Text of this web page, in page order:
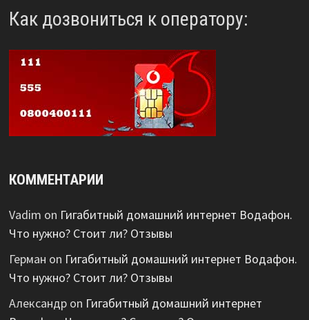
Как дозвониться к оператору:
КОММЕНТАРИИ
Vadim on Гигабитный домашний интернет Водафон.
Что нужно? Стоит ли? Отзывы
Герман on Гигабитный домашний интернет Водафон.
Что нужно? Стоит ли? Отзывы
Александрon Гигабитный домашний интернет